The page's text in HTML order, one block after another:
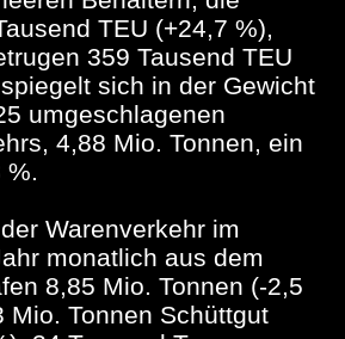
TEU (+24,7 %),
359 Tausend TEU
sich in der Gewicht
umgeschlagenen
4,88 Mio. Tonnen, ein
%.
Warenverkehr im
monatlich aus dem
8,85 Mio. Tonnen (-2,5
Mio. Tonnen Schüttgut